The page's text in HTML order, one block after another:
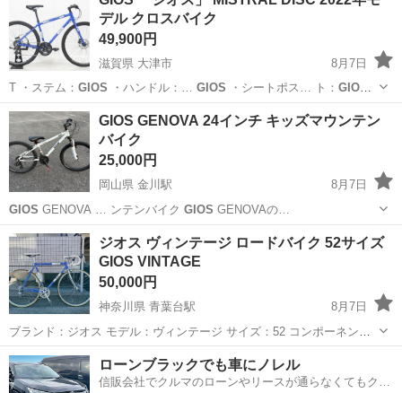
デル クロスバイク
49,900円
滋賀県 大津市
8月7日
T ・ステム： GIOS ・ハンドル：… GIOS ・シートポス… ト： GIOS
・サドル：G…
滋賀 大津市 クロスバイク
GIOS GENOVA 24インチ キッズマウンテン
バイク
25,000円
岡山県 金川駅
8月7日
GIOS GENOVA … ンテンバイク GIOS GENOVAの…
岡山 岡山市
ジオス ヴィンテージ ロードバイク 52サイズ
GIOS VINTAGE
50,000円
神奈川県 青葉台駅
8月7日
ブランド：ジオス モデル：ヴィンテージ サイズ：52 コンポーネン
ト：シマノ デュラエース/アルテグラ/ティアグラ 防犯登録：なし サド
ルに一部スレ等ございます。 バーテープに劣化が見受けられます。 タ
ッチアップが2箇所あ...
神奈川 横浜市 青葉台駅 ロードバイク
ローンブラックでも車にノレル
信販会社でクルマのローンやリースが通らなくてもクル